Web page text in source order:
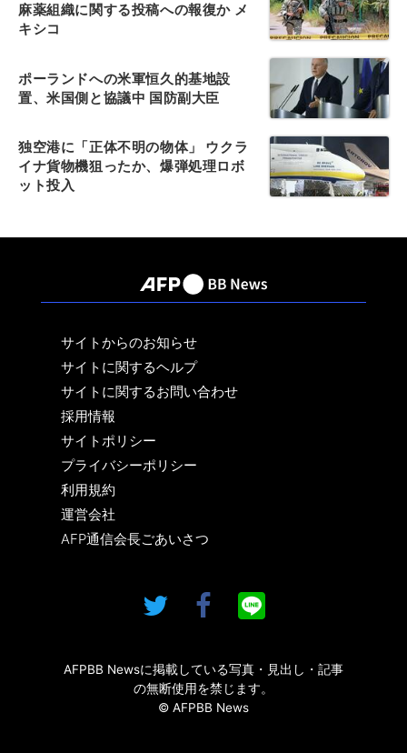
麻薬組織に関する投稿への報復か メ
キシコ
ポーランドへの米軍恒久的基地設
置、米国側と協議中 国防副大臣
独空港に「正体不明の物体」 ウクラ
イナ貨物機狙ったか、爆弾処理ロボ
ット投入
サイトからのお知らせ
サイトに関するヘルプ
サイトに関するお問い合わせ
採用情報
サイトポリシー
プライバシーポリシー
利用規約
運営会社
AFP通信会長ごあいさつ
AFPBB Newsに掲載している写真・見出し・記事
の無断使用を禁じます。
© AFPBB News